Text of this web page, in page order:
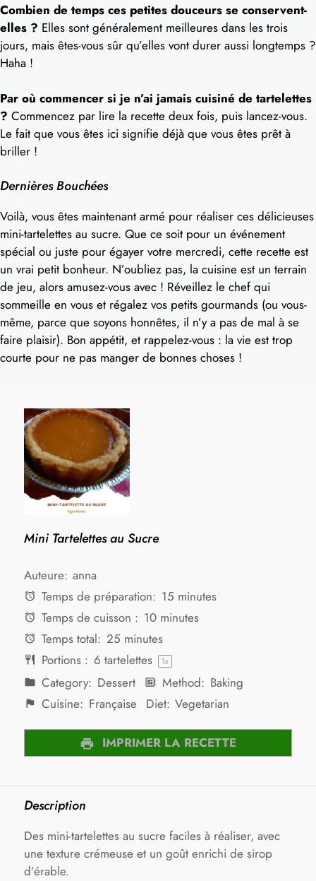
Combien de temps ces petites douceurs se conservent-
elles ? Elles sont généralement meilleures dans les trois
jours, mais êtes-vous sûr qu’elles vont durer aussi longtemps ?
Haha !
Par où commencer si je n’ai jamais cuisiné de tartelettes
? Commencez par lire la recette deux fois, puis lancez-vous.
Le fait que vous êtes ici signifie déjà que vous êtes prêt à
briller !
Dernières Bouchées
Voilà, vous êtes maintenant armé pour réaliser ces délicieuses
mini-tartelettes au sucre. Que ce soit pour un événement
spécial ou juste pour égayer votre mercredi, cette recette est
un vrai petit bonheur. N’oubliez pas, la cuisine est un terrain
de jeu, alors amusez-vous avec ! Réveillez le chef qui
sommeille en vous et régalez vos petits gourmands (ou vous-
même, parce que soyons honnêtes, il n’y a pas de mal à se
faire plaisir). Bon appétit, et rappelez-vous : la vie est trop
courte pour ne pas manger de bonnes choses !
Mini Tartelettes au Sucre
Auteure: anna
Temps de préparation: 15 minutes
Temps de cuisson : 10 minutes
Temps total: 25 minutes
Portions : 6 tartelettes 1x
Category: Dessert Method: Baking
Cuisine: Française Diet: Vegetarian
IMPRIMER LA RECETTE
Description
Des mini-tartelettes au sucre faciles à réaliser, avec
une texture crémeuse et un goût enrichi de sirop
d’érable.